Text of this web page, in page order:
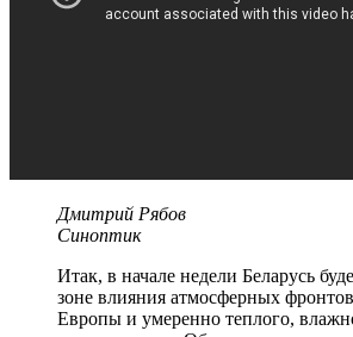
Дмитрий Рябов
Синоптик
Итак, в начале недели Беларусь
зоне влияния атмосферных фронтов
Европы и умеренно теплого,